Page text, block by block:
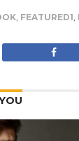
, FEATURED1,